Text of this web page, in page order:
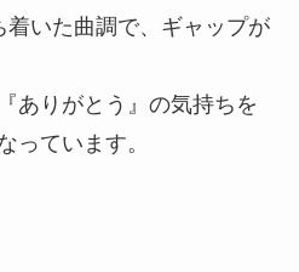
いた曲調で、ギャップが
ありがとう』の気持ちを
っています。